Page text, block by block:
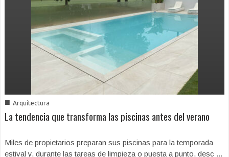
■ Arquitectura
La tendencia que transforma las piscinas antes del verano
Miles de propietarios preparan sus piscinas para la temporada
estival y, durante las tareas de limpieza o puesta a punto, desc ...